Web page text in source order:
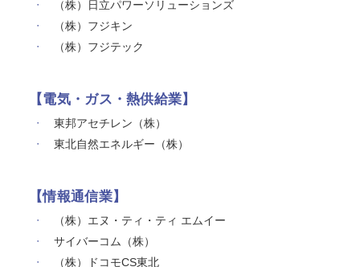
（株）日立パワーソリューションズ
（株）フジキン
（株）フジテック
【電気・ガス・熱供給業】
東邦アセチレン（株）
東北自然エネルギー（株）
【情報通信業】
（株）エヌ・ティ・ティ エムイー
サイバーコム（株）
（株）ドコモCS東北